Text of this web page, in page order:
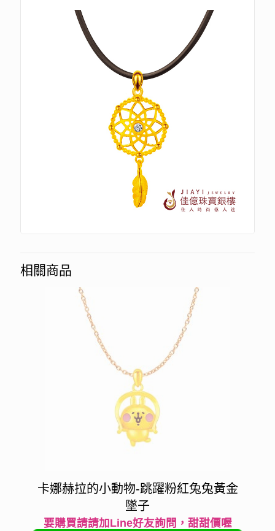
相關商品
卡娜赫拉的小動物-跳躍粉紅兔兔黃金
墜子
要購買請請加Line好友詢問，甜甜價喔